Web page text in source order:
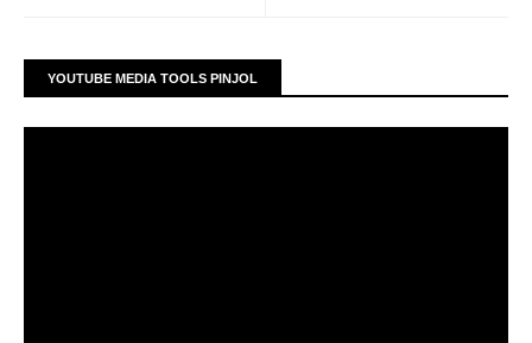
YOUTUBE MEDIA TOOLS PINJOL